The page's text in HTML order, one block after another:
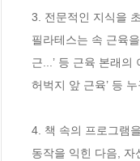
3. 전문적인 지식을
필라테스는 속 근육
근...’ 등 근육 본래
허벅지 앞 근육’ 등
4. 책 속의 프로그램
동작을 익힌 다음,